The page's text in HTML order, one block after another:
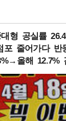
형 공실률
포 줄어가다 반
올해 12.7%